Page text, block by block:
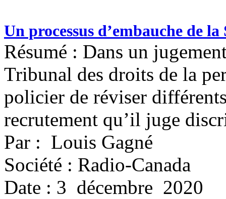
Un processus d’embauche de
Résumé : Dans un
Tribunal des droits de la
policier de réviser
recrutement qu’il juge
Par : Louis Gagné
Société : Radio-Canada
Date : 3 décembre 2020